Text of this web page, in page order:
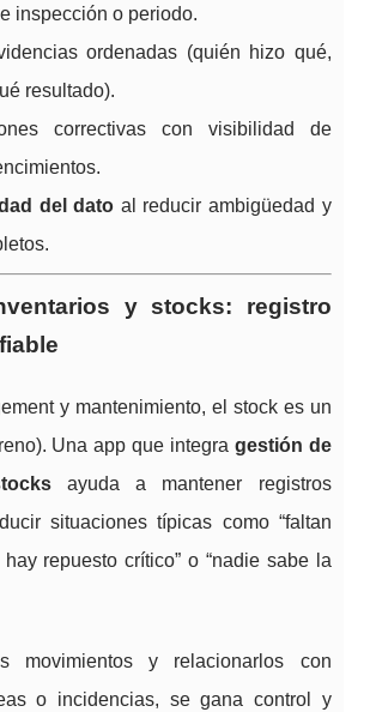
inspección o periodo.
ordenadas (quién hizo qué,
resultado).
correctivas con visibilidad de
del dato al reducir ambigüedad y
y stocks: registro
y mantenimiento, el stock es un
Una app que integra gestión de
ayuda a mantener registros
situaciones típicas como “faltan
hay repuesto crítico” o “nadie sabe la
movimientos y relacionarlos con
o incidencias, se gana control y